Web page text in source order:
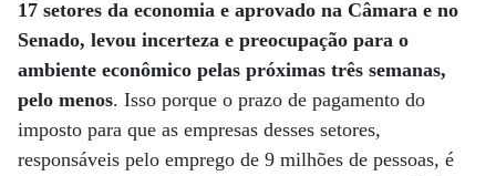
17 setores da economia e aprovado na Câmara e no
Senado, levou incerteza e preocupação para o
ambiente econômico pelas próximas três semanas,
pelo menos. Isso porque o prazo de pagamento do
imposto para que as empresas desses setores,
responsáveis pelo emprego de 9 milhões de pessoas, é